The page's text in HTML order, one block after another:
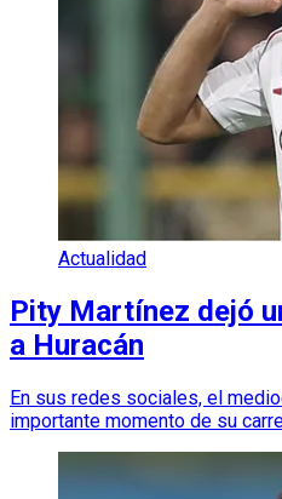
Actualidad
Pity Martínez dejó
a Huracán
En sus redes sociales, el
importante momento de su